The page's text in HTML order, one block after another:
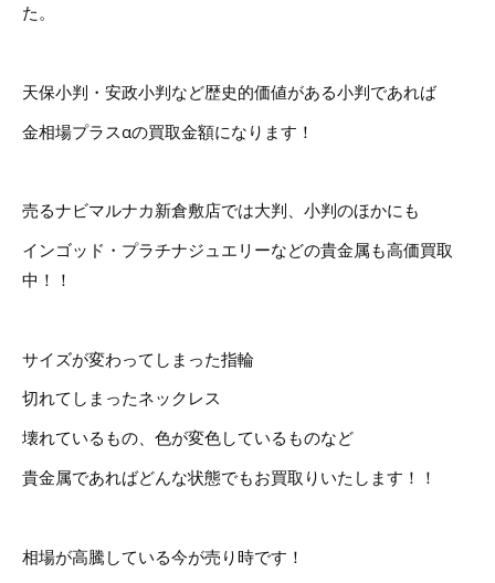
た。
天保小判・安政小判など歴史的価値がある小判であれば
金相場プラスαの買取金額になります！
売るナビマルナカ新倉敷店では大判、小判のほかにも
インゴッド・プラチナジュエリーなどの貴金属も高価買取
中！！
サイズが変わってしまった指輪
切れてしまったネックレス
壊れているもの、色が変色しているものなど
貴金属であればどんな状態でもお買取りいたします！！
相場が高騰している今が売り時です！